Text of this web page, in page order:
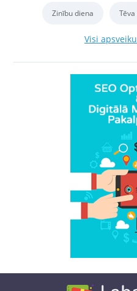
Zinību diena
Visi